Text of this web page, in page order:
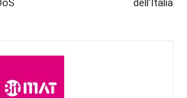
dell’Italia